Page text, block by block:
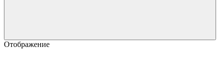
Отображение